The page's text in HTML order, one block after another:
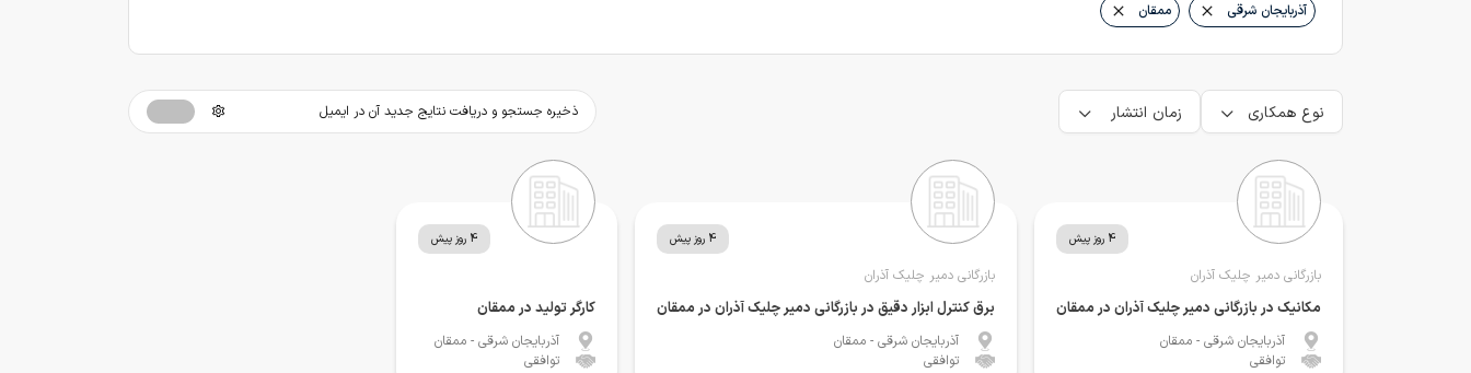
آذربایجان شرقی ممقان
نوع همکاری زمان انتشار ذخیره جستجو و دریافت نتایج جدید آن در ایمیل
4 روز پیش
بازرگانی دمیر چلیک آذران
مکانیک در بازرگانی دمیر چلیک آذران در ممقان
آذربایجان شرقی - ممقان
توافقی
4 روز پیش
بازرگانی دمیر چلیک آذران
برق کنترل ابزار دقیق در بازرگانی دمیر چلیک آذران در ممقان
آذربایجان شرقی - ممقان
توافقی
4 روز پیش
کارگر تولید در ممقان
آذربایجان شرقی - ممقان
توافقی